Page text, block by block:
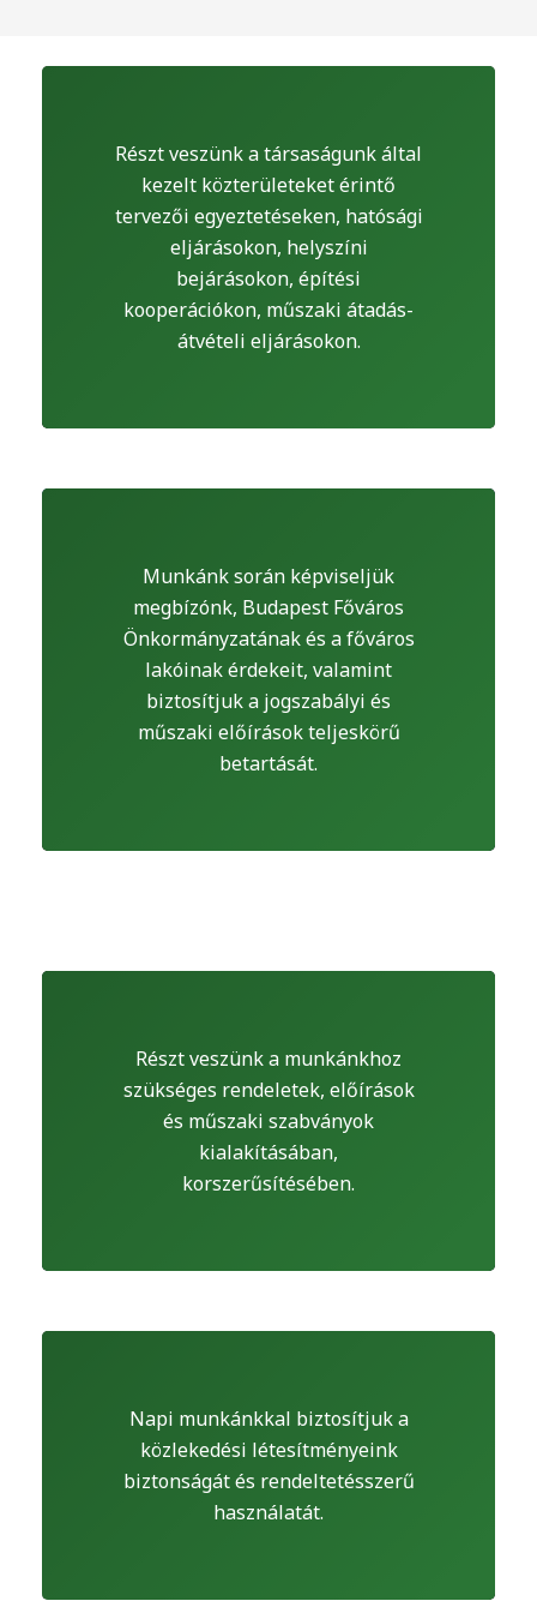
Részt veszünk a társaságunk által
kezelt közterületeket érintő
tervezői egyeztetéseken, hatósági
eljárásokon, helyszíni
bejárásokon, építési
kooperációkon, műszaki átadás-
átvételi eljárásokon.
Munkánk során képviseljük
megbízónk, Budapest Főváros
Önkormányzatának és a főváros
lakóinak érdekeit, valamint
biztosítjuk a jogszabályi és
műszaki előírások teljeskörű
betartását.
Részt veszünk a munkánkhoz
szükséges rendeletek, előírások
és műszaki szabványok
kialakításában,
korszerűsítésében.
Napi munkánkkal biztosítjuk a
közlekedési létesítményeink
biztonságát és rendeltetésszerű
használatát.